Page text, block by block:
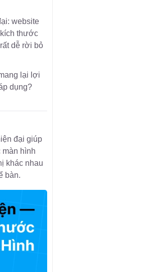
website
thước
dễ rời bỏ
lại lợi
dụng?
đại giúp
hình
khác nhau
bàn.